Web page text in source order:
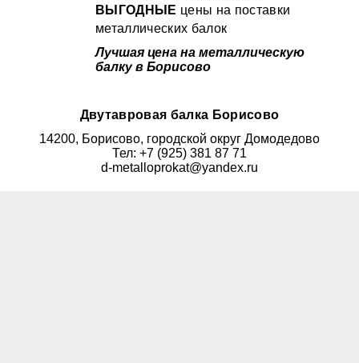
ВЫГОДНЫЕ цены на поставки
металлических балок
Лучшая цена на металлическую
балку в Борисово
Двутавровая балка Борисово
14200, Борисово, городской округ Домодедово
Тел: +7 (925) 381 87 71
d-metalloprokat@yandex.ru